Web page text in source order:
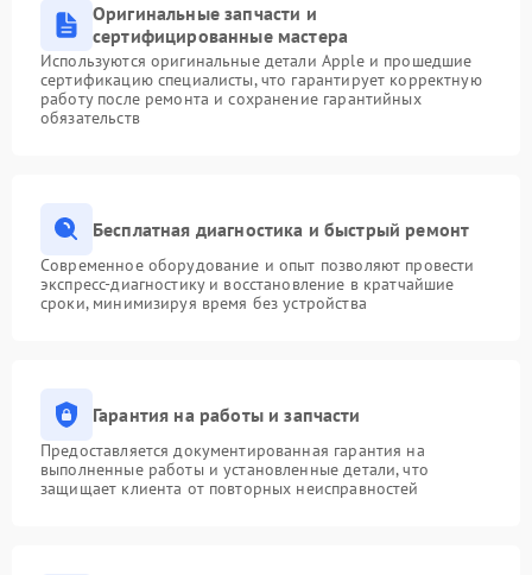
Оригинальные запчасти и
сертифицированные мастера
Используются оригинальные детали Apple и прошедшие
сертификацию специалисты, что гарантирует корректную
работу после ремонта и сохранение гарантийных
обязательств
Бесплатная диагностика и быстрый ремонт
Современное оборудование и опыт позволяют провести
экспресс-диагностику и восстановление в кратчайшие
сроки, минимизируя время без устройства
Гарантия на работы и запчасти
Предоставляется документированная гарантия на
выполненные работы и установленные детали, что
защищает клиента от повторных неисправностей